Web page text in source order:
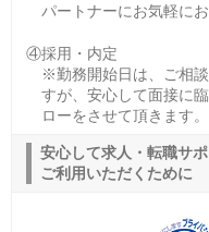
パートナーにお気軽にお
④採用・内定
※勤務開始日は、ご相
すが、安心して面接に
ローをさせて頂きます。
安心して求人・転職サ
ご利用いただくために